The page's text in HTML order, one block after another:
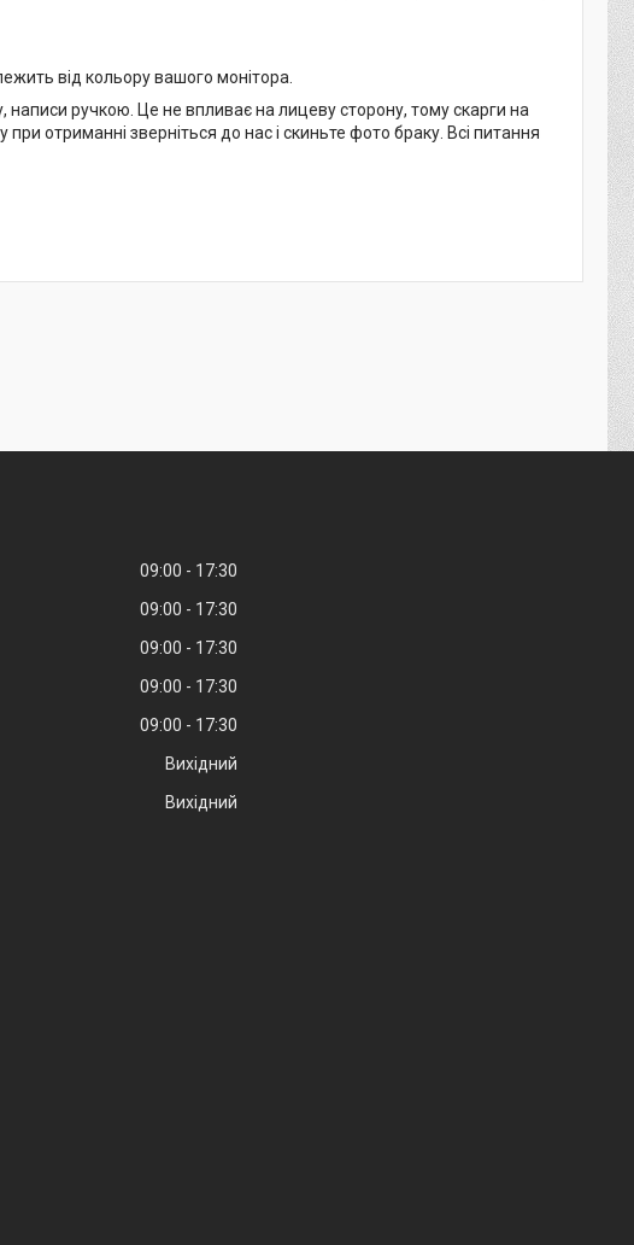
від кольору вашого монітора.
написи ручкою. Це не впливає на лицеву сторону, тому скарги на
отриманні зверніться до нас і скиньте фото браку. Всі питання
09:00
17:30
09:00
17:30
09:00
17:30
09:00
17:30
09:00
17:30
Вихідний
Вихідний